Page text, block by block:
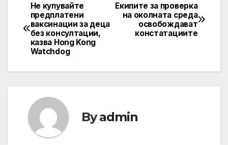
Post
navigation
Екипите за проверка
на околната среда
освобождават
констатациите
Не купувайте
предплатени
ваксинации за деца
без консултации,
казва Hong Kong
Watchdog
Byadmin